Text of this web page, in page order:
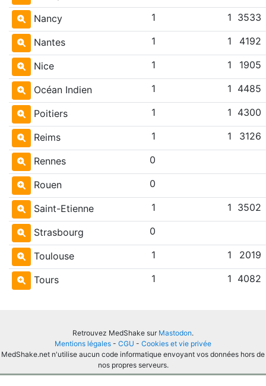
Nancy 1 1 3533
Nantes 1 1 4192
Nice 1 1 1905
Océan Indien 1 1 4485
Poitiers 1 1 4300
Reims 1 1 3126
Rennes 0
Rouen 0
Saint-Etienne 1 1 3502
Strasbourg 0
Toulouse 1 1 2019
Tours 1 1 4082
Retrouvez MedShake sur Mastodon.
Mentions légales - CGU - Cookies et vie privée
MedShake.net n'utilise aucun code informatique envoyant vos données hors de
nos propres serveurs.